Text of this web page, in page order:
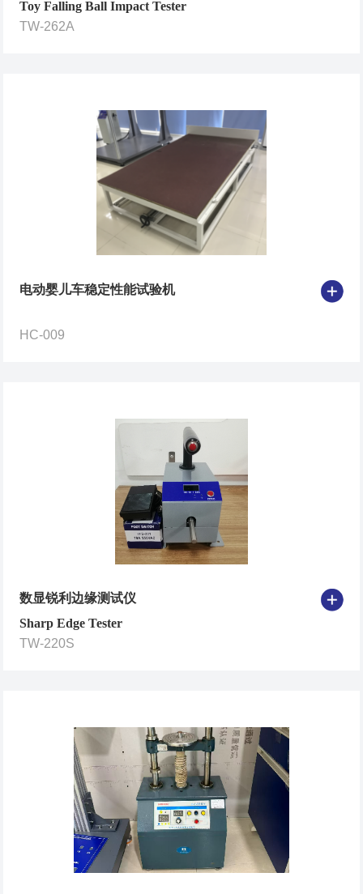
Toy Falling Ball Impact Tester
TW-262A
电动婴儿车稳定性能试验机
HC-009
数显锐利边缘测试仪
Sharp Edge Tester
TW-220S